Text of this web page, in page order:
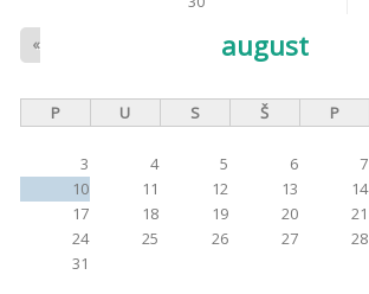
august
«
P U S Š P
3
4 5 6 7
10
11 12 13 14
17
18 19 20 21
24
25 26 27 28
31